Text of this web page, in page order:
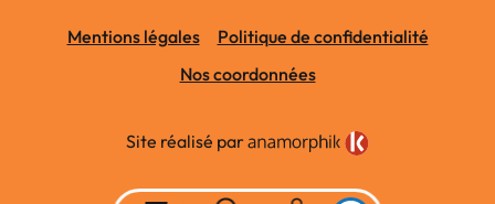
Mentions légales
Politique de confidentialité
Nos coordonnées
Site réalisé par